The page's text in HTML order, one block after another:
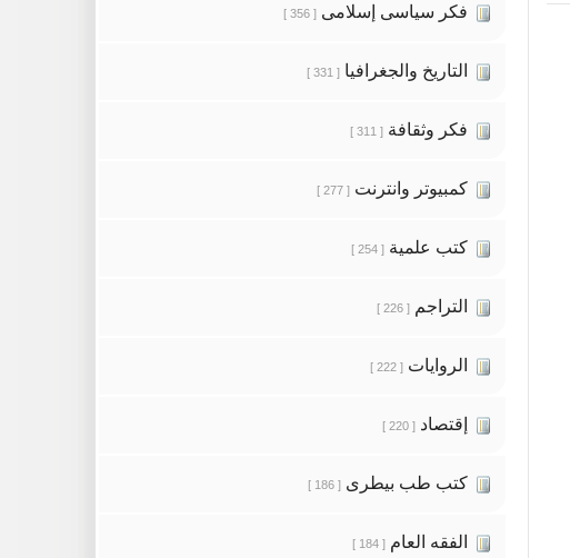
فكر سياسى إسلامى [ 356 ]
التاريخ والجغرافيا [ 331 ]
فكر وثقافة [ 311 ]
كمبيوتر وانترنت [ 277 ]
كتب علمية [ 254 ]
التراجم [ 226 ]
الروايات [ 222 ]
إقتصاد [ 220 ]
كتب طب بيطرى [ 186 ]
الفقه العام [ 184 ]